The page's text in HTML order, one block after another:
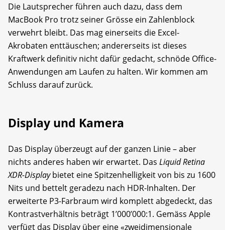
Die Lautsprecher führen auch dazu, dass dem
MacBook Pro trotz seiner Grösse ein Zahlenblock
verwehrt bleibt. Das mag einerseits die Excel-
Akrobaten enttäuschen; andererseits ist dieses
Kraftwerk definitiv nicht dafür gedacht, schnöde Office-
Anwendungen am Laufen zu halten. Wir kommen am
Schluss darauf zurück.
Display und Kamera
Das Display überzeugt auf der ganzen Linie – aber
nichts anderes haben wir erwartet. Das Liquid Retina
XDR-Displaybietet eine Spitzenhelligkeit von bis zu 1600
Nits und bettelt geradezu nach HDR-Inhalten. Der
erweiterte P3-Farbraum wird komplett abgedeckt, das
Kontrastverhältnis beträgt 1’000’000:1. Gemäss Apple
verfügt das Display über eine «zweidimensionale